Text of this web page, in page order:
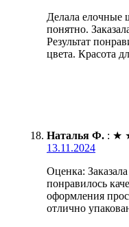
Делала елочные
понятно.
Результат
цвета. Красота
Наталья Ф. : ★
13.11.2024
Оценка:
понравилось
оформления
отлично